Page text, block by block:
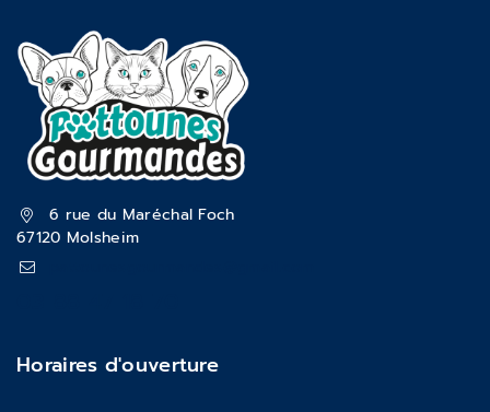
6 rue du Maréchal Foch
67120 Molsheim
Horaires d'ouverture